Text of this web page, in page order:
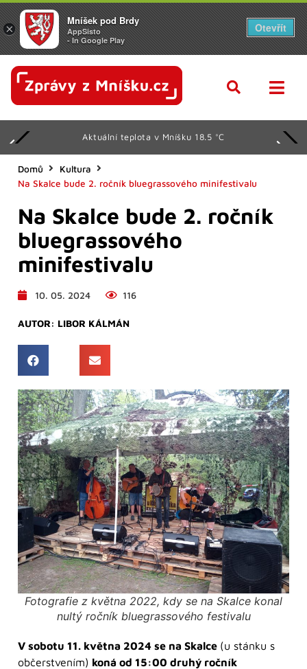
Aktuální teplota v Mníšku 18.5 °C
Domů
Kultura
Na Skalce bude 2. ročník bluegrassového minifestivalu
Na Skalce bude 2. ročník
bluegrassového
minifestivalu
10. 05. 2024 116
AUTOR: LIBOR KÁLMÁN
Fotografie z května 2022, kdy se na Skalce konal
nultý ročník bluegrassového festivalu
V sobotu 11. května 2024 se na Skalce (u stánku s
občerstvením) koná od 15:00 druhý ročník
×
Mníšek pod Brdy
AppSisto
- In Google Play
Otevřít